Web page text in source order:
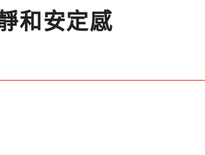
和安定感